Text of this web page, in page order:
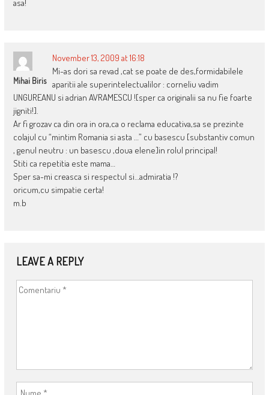
asa!
Mihai Biris
November 13, 2009 at 16:18
Mi-as dori sa revad ,cat se poate de des,formidabilele
aparitii ale superintelectualilor : corneliu vadim
UNGUREANU si adrian AVRAMESCU ![sper ca originalii sa nu fie foarte
jigniti!].
Ar fi grozav ca din ora in ora,ca o reclama educativa,sa se prezinte
colajul cu “mintim Romania si asta …” cu basescu [substantiv comun
, genul neutru : un basescu ,doua elene]in rolul principal!
Stiti ca repetitia este mama…
Sper sa-mi creasca si respectul si…admiratia !?
oricum,cu simpatie certa!
m.b
LEAVE A REPLY